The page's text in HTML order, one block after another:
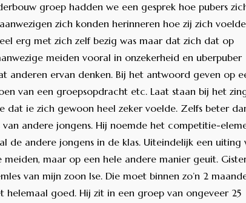
groep hadden we een gesprek hoe pubers
zich konden herinneren hoe zij zich
erg met zich zelf bezig was maar dat zich dat op
meiden vooral in onzekerheid en uberpuber
anderen ervan denken. Bij het antwoord geven op
van een groepsopdracht etc. Laat staan bij het
dat ie zich gewoon heel zeker voelde. Zelfs beter
andere jongens. Hij noemde het competitie-
de andere jongens in de klas. Uiteindelijk een uiting
maar op een hele andere manier geuit.
van mijn zoon Ise. Die moet binnen zo’n 2
helemaal goed. Hij zit in een groep van ongeveer 25